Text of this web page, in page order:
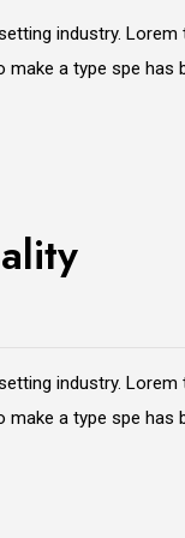
industry.
a type spe has
industry.
a type spe has